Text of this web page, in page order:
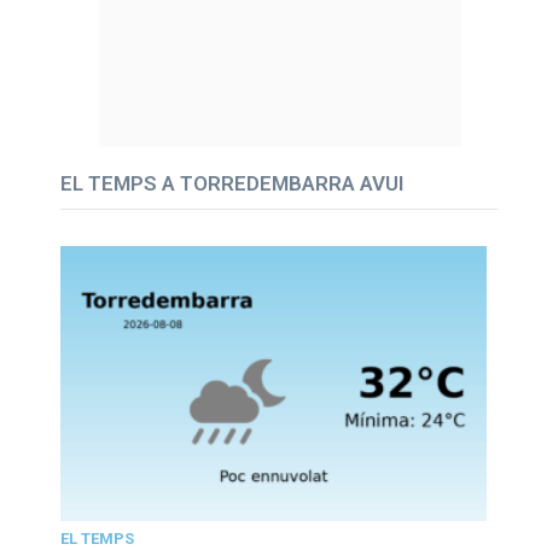
EL TEMPS A TORREDEMBARRA AVUI
EL TEMPS